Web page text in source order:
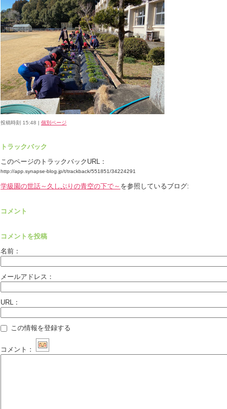
投稿時刻 15:48 | 個別ページ
トラックバック
このページのトラックバックURL：
http://app.synapse-blog.jp/t/trackback/551851/34224291
学級園の世話～久しぶりの青空の下で～ を参照しているブログ:
コメント
コメントを投稿
名前：
メールアドレス：
URL：
この情報を登録する
コメント：